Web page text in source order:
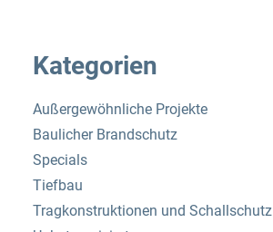
Kategorien
Außergewöhnliche Projekte
Baulicher Brandschutz
Specials
Tiefbau
Tragkonstruktionen und Schallschutz